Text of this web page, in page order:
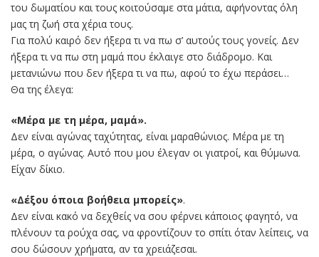
του δωματίου και τους κοιτούσαμε στα μάτια, αφήνοντας όλη
μας τη ζωή στα χέρια τους.
Για πολύ καιρό δεν ήξερα τι να πω σ’ αυτούς τους γονείς. Δεν
ήξερα τι να πω στη μαμά που έκλαιγε στο διάδρομο. Και
μετανιώνω που δεν ήξερα τι να πω, αφού το έχω περάσει…
Θα της έλεγα:
«Μέρα με τη μέρα, μαμά».
Δεν είναι αγώνας ταχύτητας, είναι μαραθώνιος. Μέρα με τη
μέρα, ο αγώνας. Αυτό που μου έλεγαν οι γιατροί, και θύμωνα.
Είχαν δίκιο.
«Δέξου όποια βοήθεια μπορείς».
Δεν είναι κακό να δεχθείς να σου φέρνει κάποιος φαγητό, να
πλένουν τα ρούχα σας, να φροντίζουν το σπίτι όταν λείπεις, να
σου δώσουν χρήματα, αν τα χρειάζεσαι.